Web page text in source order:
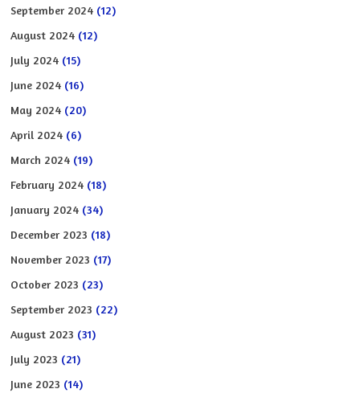
September 2024 (12)
August 2024 (12)
July 2024 (15)
June 2024 (16)
May 2024 (20)
April 2024 (6)
March 2024 (19)
February 2024 (18)
January 2024 (34)
December 2023 (18)
November 2023 (17)
October 2023 (23)
September 2023 (22)
August 2023 (31)
July 2023 (21)
June 2023 (14)